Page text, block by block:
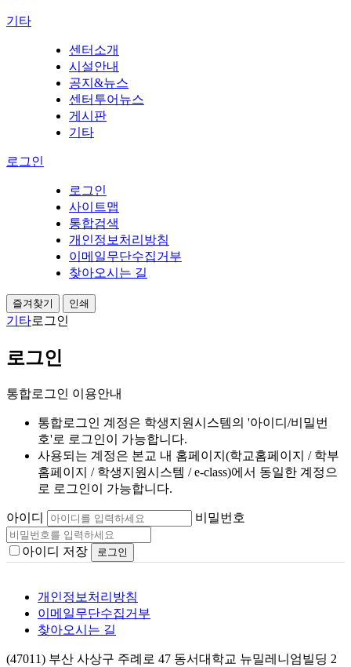
기타
센터소개
시설안내
공지&뉴스
센터투어뉴스
게시판
기타
로그인
로그인
사이트맵
통합검색
개인정보처리방침
이메일무단수집거부
찾아오시는 길
즐겨찾기 인쇄
기타로그인
로그인
통합로그인 이용안내
통합로그인 계정은 학생지원시스템의 '아이디/비밀번
호'로 로그인이 가능합니다.
사용되는 계정은 본교 내 홈페이지(학교홈페이지 / 학부
홈페이지 / 학생지원시스템 / e-class)에서 동일한 계정으
로 로그인이 가능합니다.
아이디 비밀번호
아이디 저장
개인정보처리방침
이메일무단수집거부
찾아오시는 길
(47011) 부산 사상구 주례로 47 동서대학교 뉴밀레니엄빌딩 2